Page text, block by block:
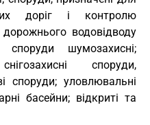
доріг і контролю
водовідводу
шумозахисні;
споруди,
споруди; уловлювальні
басейни; відкриті та